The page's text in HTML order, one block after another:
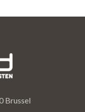
Brussel